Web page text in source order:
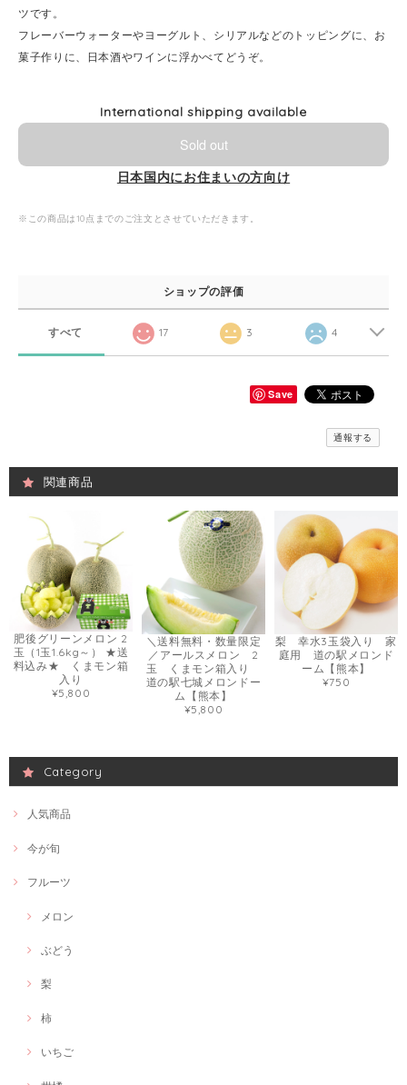
ツです。
フレーバーウォーターやヨーグルト、シリアルなどのトッピングに、お
菓子作りに、日本酒やワインに浮かべてどうぞ。
International shipping available
Sold out
日本国内にお住まいの方向け
※この商品は10点までのご注文とさせていただきます。
ショップの評価
すべて 17 3 4
Save
通報する
関連商品
肥後グリーンメロン 2
玉（1玉1.6kg～） ★送
料込み★ くまモン箱
入り
¥5,800
＼送料無料・数量限定
／アールスメロン 2
玉 くまモン箱入り
道の駅七城メロンドー
ム【熊本】
¥5,800
梨 幸水3玉袋入り 家
庭用 道の駅メロンド
ーム【熊本】
¥750
Category
人気商品
今が旬
フルーツ
メロン
ぶどう
梨
柿
いちご